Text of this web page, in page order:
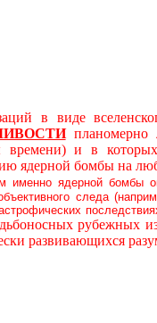
в виде
планомерно
и в
ядерной бомбы на
ядерной бомбы
следа
рубежных
развивающихся